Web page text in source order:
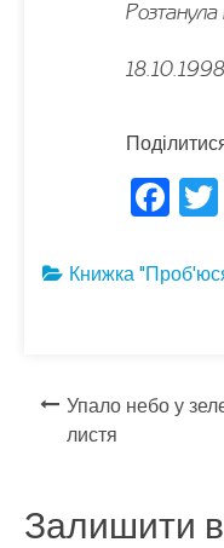
Розтанула
F
e
o
k
Книжка
Навігація
Упало небо у
листя
Залишити